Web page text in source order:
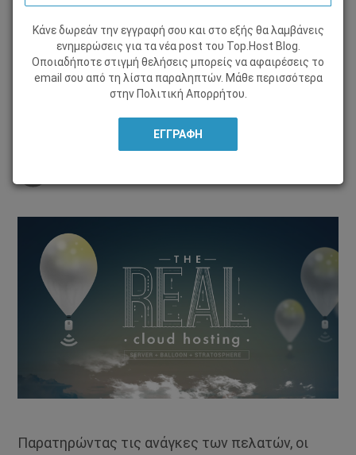
WEB HOSTING
01 Απριλίου 2016, απόLila Tzamousi
Παρατηρώντας τις ανάγκες των πελατών, οι
Κάνε δωρεάν την εγγραφή σου και στο εξής θα λαμβάνεις
ενημερώσεις για τα νέα post του Τοp.Host Blog.
Οποιαδήποτε στιγμή θελήσεις μπορείς να αφαιρέσεις το
email σου από τη λίστα παραληπτών. Μάθε περισσότερα
στην Πολιτική Απορρήτου.